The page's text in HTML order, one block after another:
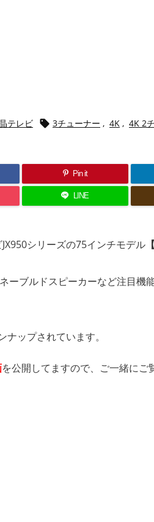
テレビ  3チューナー , 4K , 4K 2
Pin it
LINE
シリーズの75インチモデル
ーブルドスピーカーなど注目機
ナップされています。
を公開してますので、ご一緒にご